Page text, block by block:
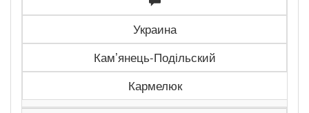
Украина
Камʼянець-Подільский
Кармелюк